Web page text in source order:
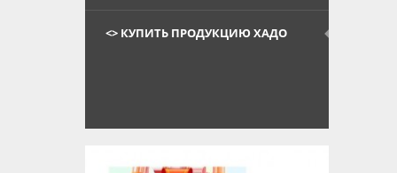
<> КУПИТЬ ПРОДУКЦИЮ ХАДО